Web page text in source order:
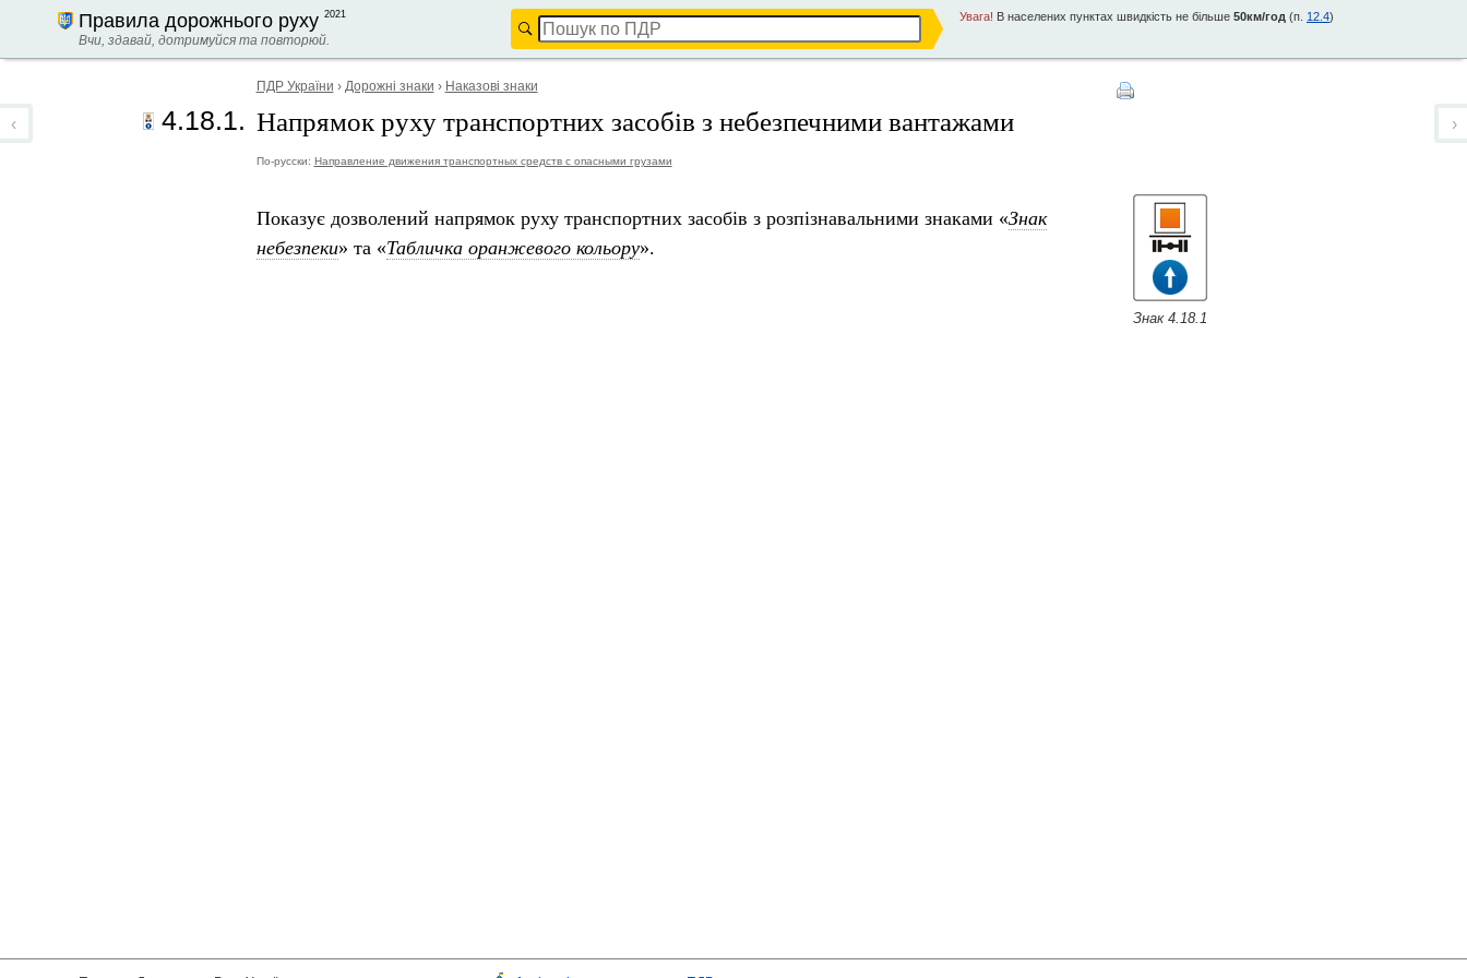
Правила дорожнього руху 2021
Вчи, здавай, дотримуйся та повторюй.
Увага! В населених пунктах швидкість не більше 50км/год (п. 12.4)
ПДР України › Дорожні знаки › Наказові знаки
4.18.1. Напрямок руху транспортних засобів з небезпечними вантажами
По-русски: Направление движения транспортных средств с опасными грузами
Знак 4.18.1
Показує дозволений напрямок руху транспортних засобів з розпізнавальними знаками «Знак
небезпеки» та «Табличка оранжевого кольору».
›
‹